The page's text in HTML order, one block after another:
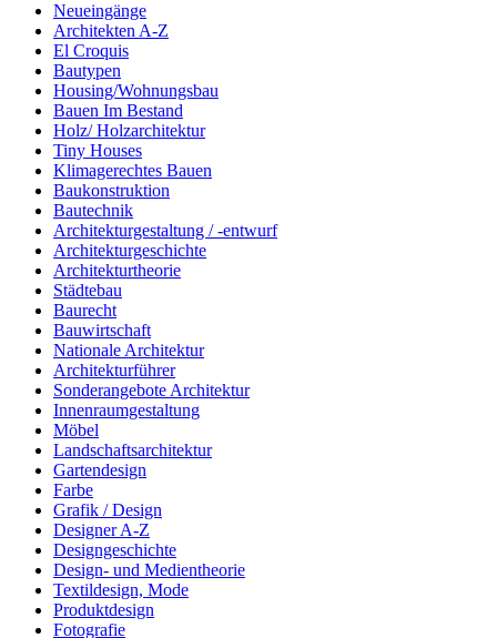
Neueingänge
Architekten A-Z
El Croquis
Bautypen
Housing/Wohnungsbau
Bauen Im Bestand
Holz/ Holzarchitektur
Tiny Houses
Klimagerechtes Bauen
Baukonstruktion
Bautechnik
Architekturgestaltung / -entwurf
Architekturgeschichte
Architekturtheorie
Städtebau
Baurecht
Bauwirtschaft
Nationale Architektur
Architekturführer
Sonderangebote Architektur
Innenraumgestaltung
Möbel
Landschaftsarchitektur
Gartendesign
Farbe
Grafik / Design
Designer A-Z
Designgeschichte
Design- und Medientheorie
Textildesign, Mode
Produktdesign
Fotografie